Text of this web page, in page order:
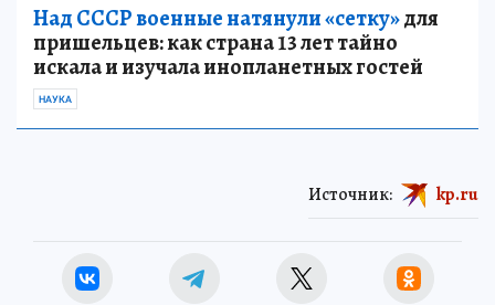
Над СССР военные натянули «сетку»для
пришельцев: как страна 13 лет тайно
искала и изучала инопланетных гостей
НАУКА
Источник: kp.ru